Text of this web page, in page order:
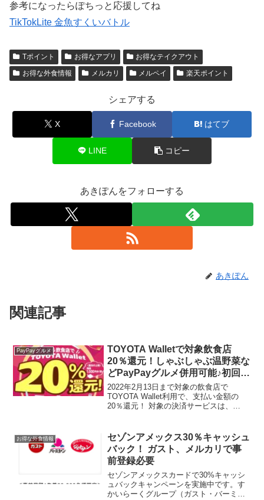
参考になったらぽちっと応援してね
TikTokLite 金魚すくいバトル
Tポイント お得なアプリ
お得なテイクアウト
お得な外食情報
メルカリ メルペイ 楽天ポイント
シェアする
X Facebook はてブ
LINE コピー
あきぽんをフォローする
あきぽん
関連記事
PayPayグルメ
TOYOTA Walletで対象飲食店
20％還元！しゃぶしゃぶ温野菜な
どPayPayグルメ併用可能♪初回登
録なら残高1000円分プレゼント
2022年2月13日まで対象の飲食店で
TOYOTA Wallet利用で、支払い金額の
20％還元！ 対象の決済サービスは、
元！ 上限 1,000円/回 ...
お得な外食情報
セゾンアメックス30％キャッシュ
バック！ ガスト、メルカリで事
前登録必要
セゾンアメックスカードで30%キャッシ
ュバックキャンペーンを実施中です。す
かいらーくグループ（ガスト・バーミヤ